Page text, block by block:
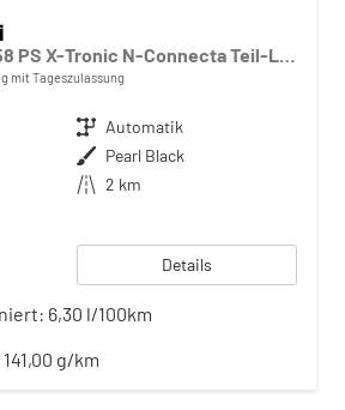
1.3 DIG-T MHEV 158 PS X-Tronic N-Connecta Teil-Leder PanoGlasdach Klimaautomatik Sitzheizung Lenkradheizung Navi ACC PDC v+h 360°Kamera DAB Bluetooth Touchscreen Apple CarPlay Android Auto 18"LM
mit Tageszulassung
Getriebe Automatik
Außenfarbe Pearl Black
Kilometerstand 2 km
Details
6,30 l/100km
141,00 g/km